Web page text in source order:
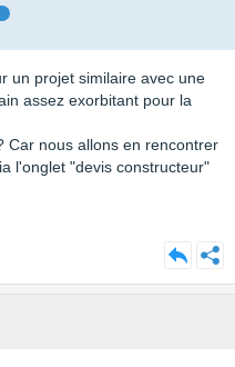
un projet similaire avec une
assez exorbitant pour la
Car nous allons en rencontrer
l'onglet "devis constructeur"